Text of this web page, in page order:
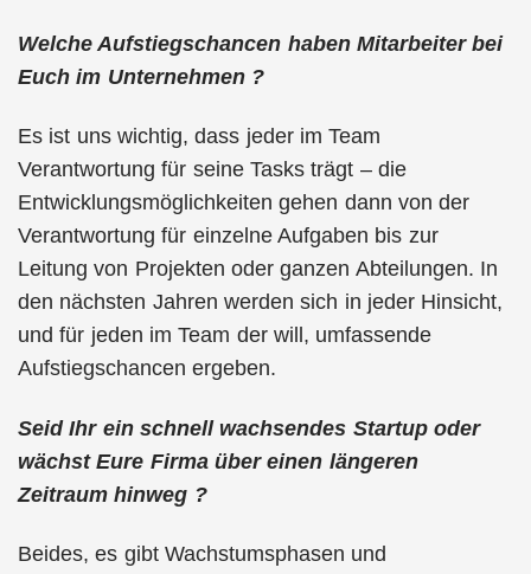
Welche Aufstiegschancen haben Mitarbeiter bei
Euch im Unternehmen ?
Es ist uns wichtig, dass jeder im Team
Verantwortung für seine Tasks trägt – die
Entwicklungsmöglichkeiten gehen dann von der
Verantwortung für einzelne Aufgaben bis zur
Leitung von Projekten oder ganzen Abteilungen. In
den nächsten Jahren werden sich in jeder Hinsicht,
und für jeden im Team der will, umfassende
Aufstiegschancen ergeben.
Seid Ihr ein schnell wachsendes Startup oder
wächst Eure Firma über einen längeren
Zeitraum hinweg ?
Beides, es gibt Wachstumsphasen und